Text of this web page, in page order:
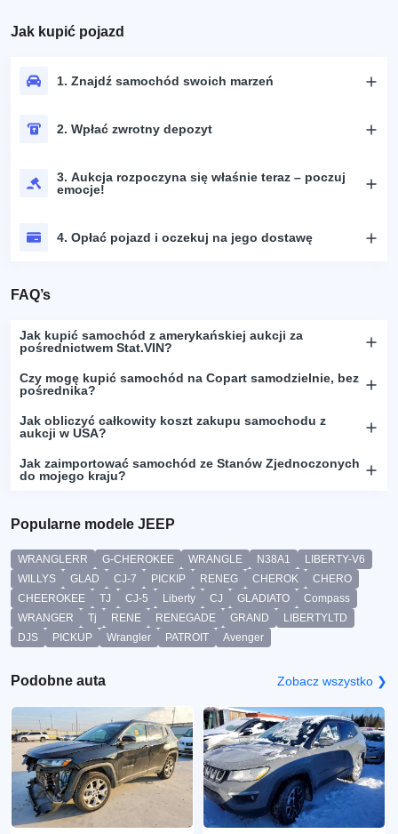
Jak kupić pojazd
1. Znajdź samochód swoich marzeń
2. Wpłać zwrotny depozyt
3. Aukcja rozpoczyna się właśnie teraz – poczuj
emocje!
4. Opłać pojazd i oczekuj na jego dostawę
FAQ’s
Jak kupić samochód z amerykańskiej aukcji za
pośrednictwem Stat.VIN?
Czy mogę kupić samochód na Copart samodzielnie, bez
pośrednika?
Jak obliczyć całkowity koszt zakupu samochodu z
aukcji w USA?
Jak zaimportować samochód ze Stanów Zjednoczonych
do mojego kraju?
Popularne modele JEEP
WRANGLERR G-CHEROKEE WRANGLE N38A1
LIBERTY-V6
WILLYS
GLAD CJ-7 PICKIP RENEG CHEROK
CHERO
CHEEROKEE
TJ CJ-5 Liberty CJ GLADIATO
Compass
WRANGER
Tj RENE RENEGADE GRAND
LIBERTYLTD
DJS
PICKUP Wrangler PATROIT Avenger
Podobne auta Zobacz wszystko ❯